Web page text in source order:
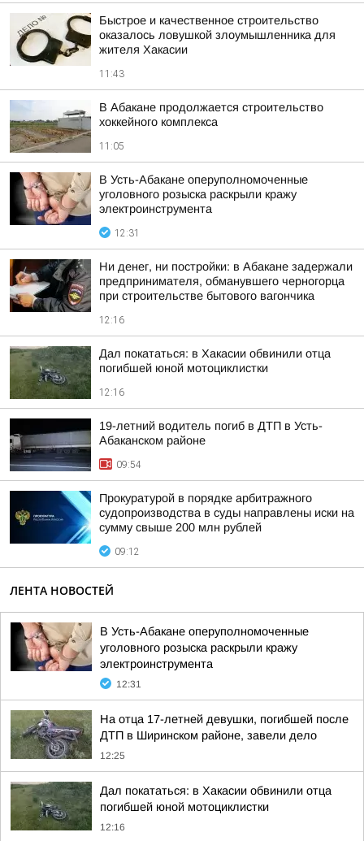
Быстрое и качественное строительство
оказалось ловушкой злоумышленника для
жителя Хакасии
11:43
В Абакане продолжается строительство
хоккейного комплекса
11:05
В Усть-Абакане оперуполномоченные
уголовного розыска раскрыли кражу
электроинструмента
12:31
Ни денег, ни постройки: в Абакане задержали
предпринимателя, обманувшего черногорца
при строительстве бытового вагончика
12:16
Дал покататься: в Хакасии обвинили отца
погибшей юной мотоциклистки
12:16
19-летний водитель погиб в ДТП в Усть-
Абаканском районе
09:54
Прокуратурой в порядке арбитражного
судопроизводства в суды направлены иски на
сумму свыше 200 млн рублей
09:12
ЛЕНТА НОВОСТЕЙ
В Усть-Абакане оперуполномоченные
уголовного розыска раскрыли кражу
электроинструмента
12:31
На отца 17-летней девушки, погибшей после
ДТП в Ширинском районе, завели дело
12:25
Дал покататься: в Хакасии обвинили отца
погибшей юной мотоциклистки
12:16